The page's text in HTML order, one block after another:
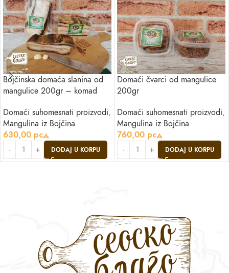
Bojčinska domaća slanina od
mangulice 200gr – komad
Domaći suhomesnati proizvodi,
Mangulina iz Bojčina
630,00 рсд
DODAJ U KORPU
Domaći čvarci od mangulice
200gr
Domaći suhomesnati proizvodi,
Mangulina iz Bojčina
760,00 рсд
DODAJ U KORPU